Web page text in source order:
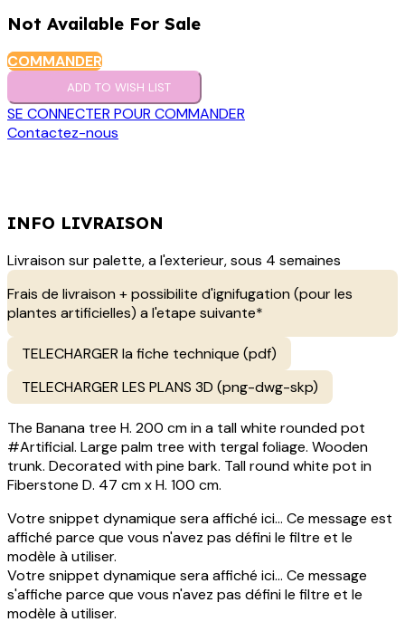
Not Available For Sale
COMMANDER
ADD TO WISH LIST
SE CONNECTER POUR COMMANDER
Contactez-nous
INFO LIVRAISON
Livraison sur palette, a l'exterieur, sous 4 semaines
Frais de livraison + possibilite d'ignifugation (pour les
plantes artificielles) a l'etape suivante*
TELECHARGER la fiche technique (pdf)
TELECHARGER LES PLANS 3D (png-dwg-skp)
The Banana tree H. 200 cm in a tall white rounded pot
#Artificial. Large palm tree with tergal foliage. Wooden
trunk. Decorated with pine bark. Tall round white pot in
Fiberstone D. 47 cm x H. 100 cm.
Votre snippet dynamique sera affiché ici... Ce message est
affiché parce que vous n'avez pas défini le filtre et le
modèle à utiliser.
Votre snippet dynamique sera affiché ici... Ce message
s'affiche parce que vous n'avez pas défini le filtre et le
modèle à utiliser.